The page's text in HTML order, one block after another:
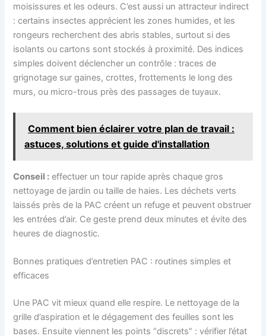
moisissures et les odeurs. C’est aussi un attracteur indirect
: certains insectes apprécient les zones humides, et les
rongeurs recherchent des abris stables, surtout si des
isolants ou cartons sont stockés à proximité. Des indices
simples doivent déclencher un contrôle : traces de
grignotage sur gaines, crottes, frottements le long des
murs, ou micro-trous près des passages de tuyaux.
Comment bien éclairer votre plan de travail :
astuces, solutions et guide d'installation
Conseil : effectuer un tour rapide après chaque gros
nettoyage de jardin ou taille de haies. Les déchets verts
laissés près de la PAC créent un refuge et peuvent obstruer
les entrées d’air. Ce geste prend deux minutes et évite des
heures de diagnostic.
Bonnes pratiques d’entretien PAC : routines simples et
efficaces
Une PAC vit mieux quand elle respire. Le nettoyage de la
grille d’aspiration et le dégagement des feuilles sont les
bases. Ensuite viennent les points “discrets” : vérifier l’état